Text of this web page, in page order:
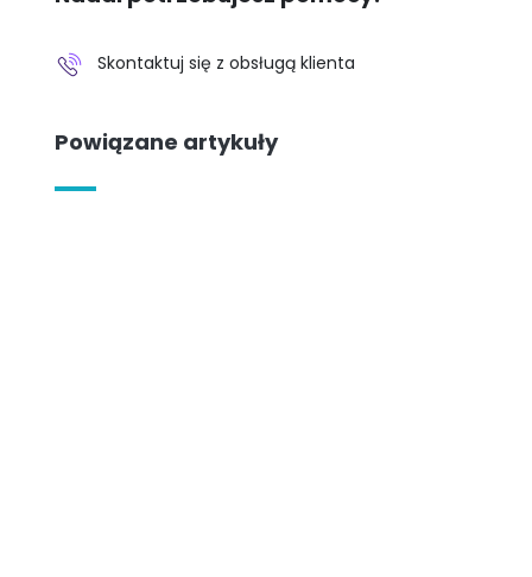
Skontaktuj się z obsługą klienta
Powiązane artykuły